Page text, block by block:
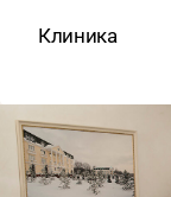
Клиника